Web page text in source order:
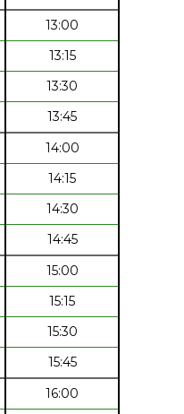
13:00
13:15
13:30
13:45
14:00
14:15
14:30
14:45
15:00
15:15
15:30
15:45
16:00